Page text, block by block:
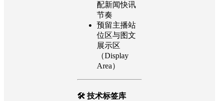
配新闻快讯
节奏
预留主播站
位区与图文
展示区
（Display
Area）
🛠️ 技术标签库